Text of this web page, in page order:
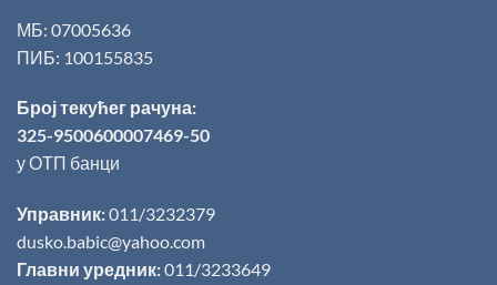
МБ: 07005636
ПИБ: 100155835
Број текућег рачуна:
325-9500600007469-50
у ОТП банци
Управник:011/3232379
dusko.babic@yahoo.com
Главни уредник:011/3233649